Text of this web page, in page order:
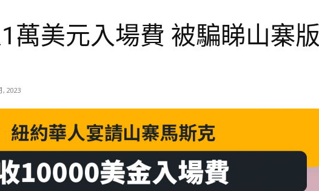
萬美元入場費 被騙睇山寨版
, 2023